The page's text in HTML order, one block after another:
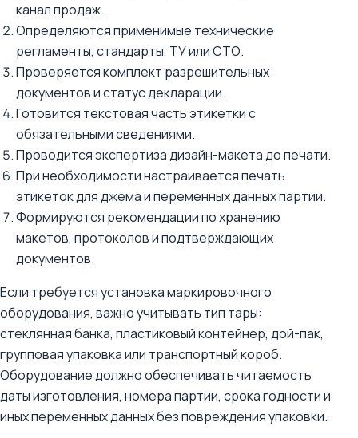
канал продаж.
Определяются применимые технические
регламенты, стандарты, ТУ или СТО.
Проверяется комплект разрешительных
документов и статус декларации.
Готовится текстовая часть этикетки с
обязательными сведениями.
Проводится экспертиза дизайн-макета до печати.
При необходимости настраивается печать
этикеток для джема и переменных данных партии.
Формируются рекомендации по хранению
макетов, протоколов и подтверждающих
документов.
Если требуется установка маркировочного
оборудования, важно учитывать тип тары:
стеклянная банка, пластиковый контейнер, дой-пак,
групповая упаковка или транспортный короб.
Оборудование должно обеспечивать читаемость
даты изготовления, номера партии, срока годности и
иных переменных данных без повреждения упаковки.